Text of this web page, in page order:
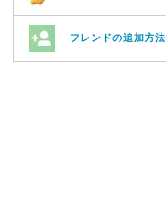
フレンドの追加方法